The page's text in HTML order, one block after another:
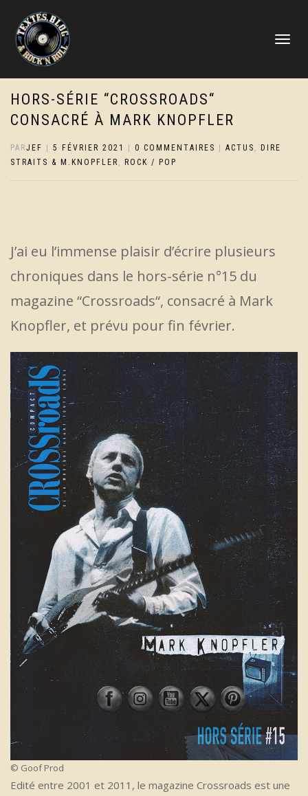
DÉPLIER
HORS-SÉRIE “CROSSROADS“
CONSACRÉ À MARK KNOPFLER
PARJEF 5 FÉVRIER 2021 0 COMMENTAIRES ACTUS ,
DIRE
STRAITS & M.KNOPFLER , ROCK / POP
J’ai eu l’immense plaisir d’écrire plusieurs
chroniques dans le hors-série n°15 du
magazine “Crossroads“, consacré à Mark
Knopfler, et prévu pour fin février.
© Goof Prod
Edité entre 2001 et 2011, le magazine Crossroads est une